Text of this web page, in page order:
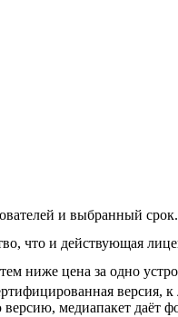
и выбранный
что и действующая
ниже цена за одно
версия,
медиапакет даёт